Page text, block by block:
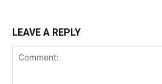
LEAVE A REPLY